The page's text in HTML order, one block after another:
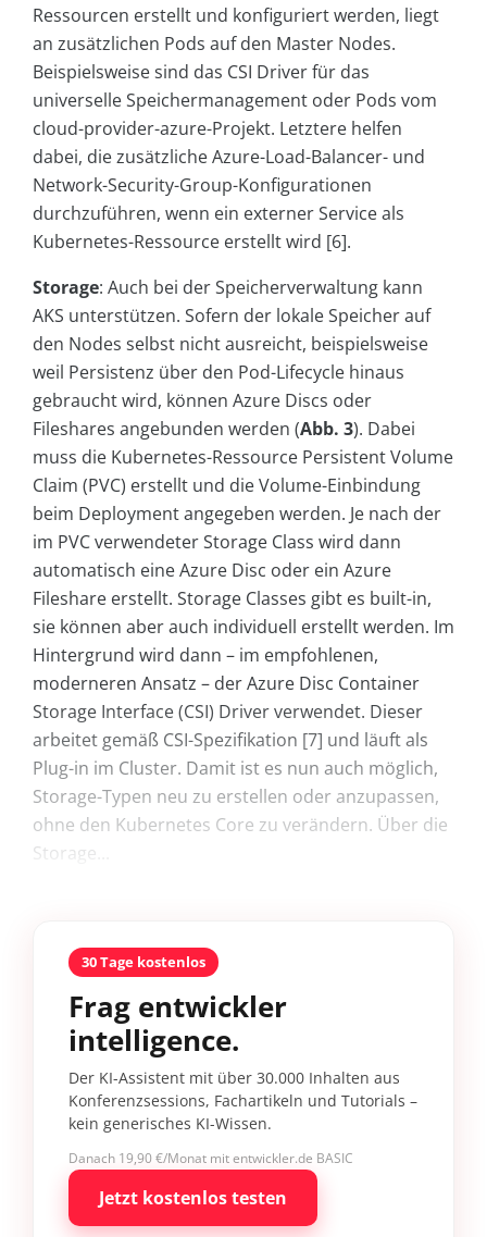
Ressourcen erstellt und konfiguriert werden, liegt
an zusätzlichen Pods auf den Master Nodes.
Beispielsweise sind das CSI Driver für das
universelle Speichermanagement oder Pods vom
cloud-provider-azure-Projekt. Letztere helfen
dabei, die zusätzliche Azure-Load-Balancer- und
Network-Security-Group-Konfigurationen
durchzuführen, wenn ein externer Service als
Kubernetes-Ressource erstellt wird [6].
Storage: Auch bei der Speicherverwaltung kann
AKS unterstützen. Sofern der lokale Speicher auf
den Nodes selbst nicht ausreicht, beispielsweise
weil Persistenz über den Pod-Lifecycle hinaus
gebraucht wird, können Azure Discs oder
Fileshares angebunden werden (Abb. 3). Dabei
muss die Kubernetes-Ressource Persistent Volume
Claim (PVC) erstellt und die Volume-Einbindung
beim Deployment angegeben werden. Je nach der
im PVC verwendeter Storage Class wird dann
automatisch eine Azure Disc oder ein Azure
Fileshare erstellt. Storage Classes gibt es built-in,
sie können aber auch individuell erstellt werden. Im
Hintergrund wird dann – im empfohlenen,
moderneren Ansatz – der Azure Disc Container
Storage Interface (CSI) Driver verwendet. Dieser
arbeitet gemäß CSI-Spezifikation [7] und läuft als
Plug-in im Cluster. Damit ist es nun auch möglich,
Storage-Typen neu zu erstellen oder anzupassen,
ohne den Kubernetes Core zu verändern. Über die
Storage...
30 Tage kostenlos
Frag entwickler
intelligence.
Der KI-Assistent mit über 30.000 Inhalten aus
Konferenzsessions, Fachartikeln und Tutorials –
kein generisches KI-Wissen.
Danach 19,90 €/Monat mit entwickler.de BASIC
Jetzt kostenlos testen